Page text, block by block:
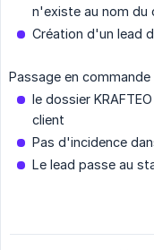
n'existe au nom du
Création d'un lead
Passage en
le dossier
client
Pas d'incidence
Le lead passe au